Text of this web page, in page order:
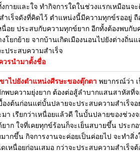
กายและใจ ทำกิจการใดในช่วงแรกเหมือนจ
ำเร็จดังที่คิดไว้ ตำแหน่งนี้มีความทุกข์รออยู่ ถื
นื่อย ประสบกับความทุกข์ยาก อีกทั้งต้องพบกับ
โยกย้าย จากบ้านเกิดเมืองนอนไปยังต่างถิ่นแ
ประสบความสำเร็จ
วรนำมาตั้งชื่อ
าไปยังตำแหน่งศีรษะของตุ๊กตา พยากรณ์ว่า
พบความยุ่งยาก ต้องต่อสู้ลำบากแสนสาหัสที่จ
องต้นก่อนแต่บั้นปลายจะประสบความสำเร็จอ
า เรียกว่าเหนื่อยแล้วดี ในบั้นปลายของช่วง
าก ใจที่เคยทุกข์ร้อนก็จะเย็นสบายขึ้น ประก
ากขึ้น กิจการงานจะค่อยเป็นค่อยไป จะทำสิ่ง
เหนื่อยก่อนเสมอ กว่าจะประสบความสำเร็จ